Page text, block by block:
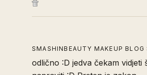
SMASHINBEAUTY MAKEUP BLOG
odlično :D jedva čekam vidjeti